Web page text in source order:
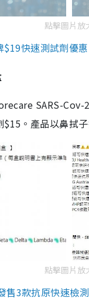
點擊圖片放
快速測試劑優
SARS-
。產品以鼻拭
點擊圖片放
3款抗原快速檢